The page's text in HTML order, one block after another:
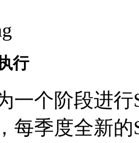
行
一个阶段进
每季度全新